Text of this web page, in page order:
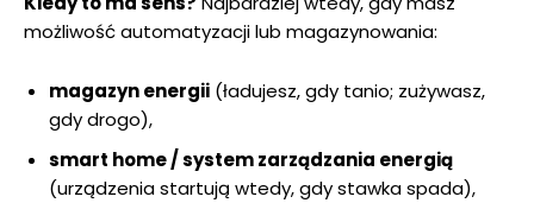
możliwość automatyzacji lub magazynowania:
magazyn energii (ładujesz, gdy tanio; zużywasz,
gdy drogo),
smart home / system zarządzania energią
(urządzenia startują wtedy, gdy stawka spada),